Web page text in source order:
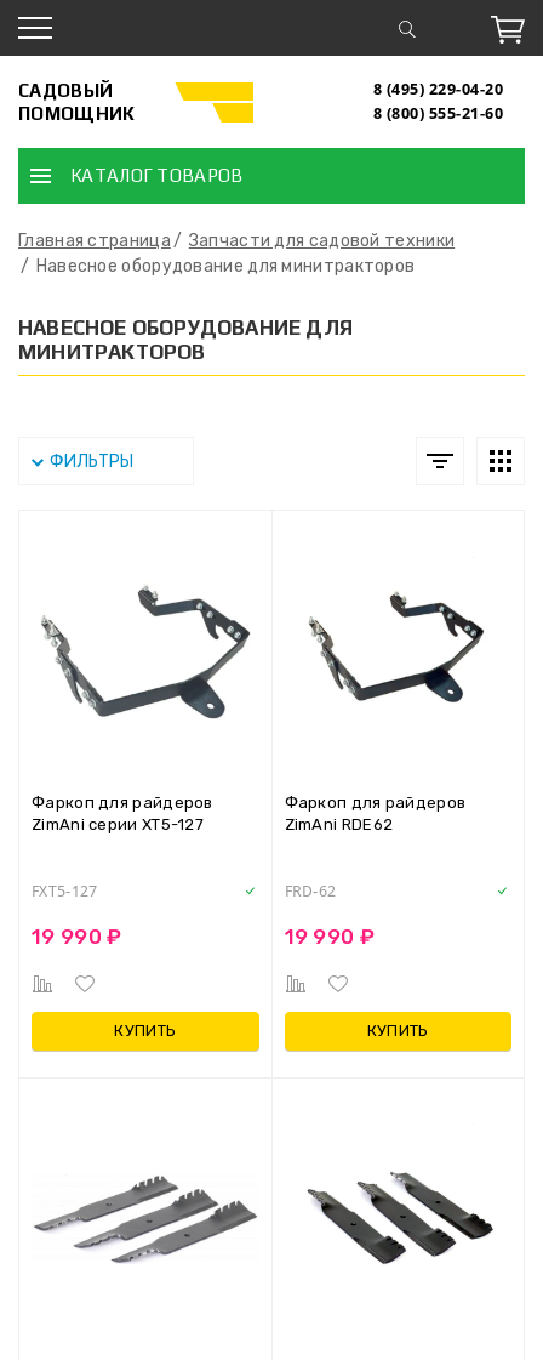
САДОВЫЙ
ПОМОЩНИК
8 (495) 229-04-20
8 (800) 555-21-60
КАТАЛОГ ТОВАРОВ
Главная страница
Запчасти для садовой техники
Навесное оборудование для минитракторов
НАВЕСНОЕ ОБОРУДОВАНИЕ ДЛЯ
МИНИТРАКТОРОВ
ФИЛЬТРЫ
Фаркоп для райдеров
ZimAni серии XT5-127
FXT5-127
19 990 ₽
КУПИТЬ
Фаркоп для райдеров
ZimAni RDE62
FRD-62
19 990 ₽
КУПИТЬ